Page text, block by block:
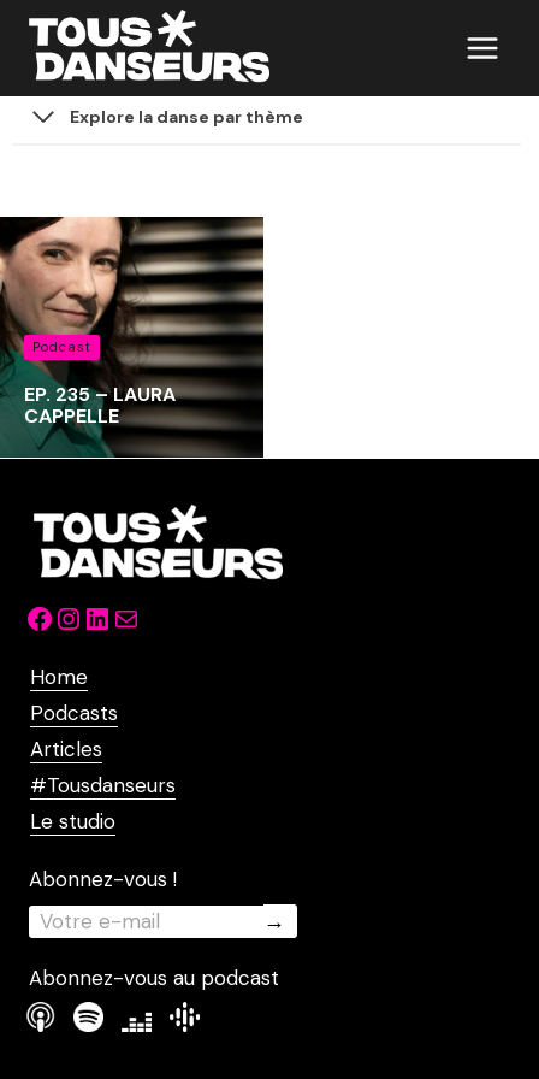
Aller
contenu
Explore la danse par thème
Podcast
EP. 235 – LAURA
CAPPELLE
Facebook
Instagram
LinkedIn
Mail
Home
Podcasts
Articles
#Tousdanseurs
Le studio
Abonnez-vous !
Abonnez-vous au podcast